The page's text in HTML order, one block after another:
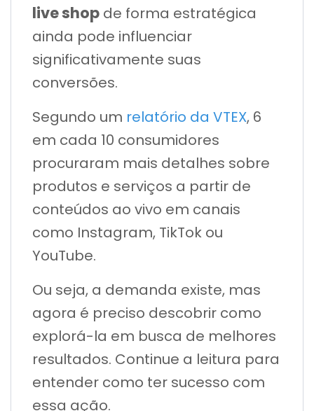
live shop de forma estratégica
ainda pode influenciar
significativamente suas
conversões.
Segundo um relatório da VTEX, 6
em cada 10 consumidores
procuraram mais detalhes sobre
produtos e serviços a partir de
conteúdos ao vivo em canais
como Instagram, TikTok ou
YouTube.
Ou seja, a demanda existe, mas
agora é preciso descobrir como
explorá-la em busca de melhores
resultados. Continue a leitura para
entender como ter sucesso com
essa ação.